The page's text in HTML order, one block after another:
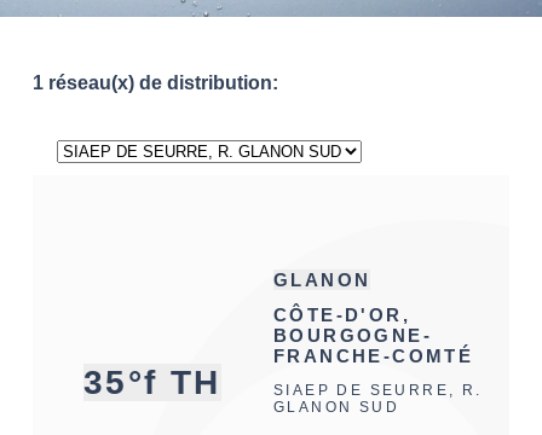
1 réseau(x) de distribution:
35°f TH
GLANON
CÔTE-D'OR,
BOURGOGNE-
FRANCHE-COMTÉ
SIAEP DE SEURRE, R.
GLANON SUD